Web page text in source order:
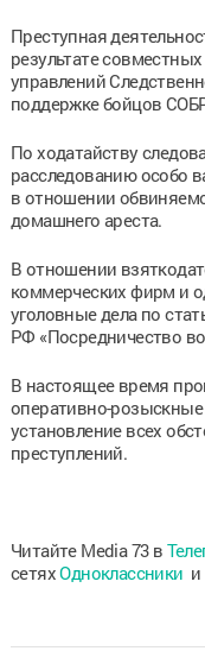
Преступная
результате
управлений
поддержке бойцов
По ходатайству
расследованию особо
в отношении
домашнего ареста.
В отношении
коммерческих фирм и
уголовные дела по
РФ «Посредничество
В настоящее время
оперативно-
установление всех
преступлений.
Читайте Media 73 в
сетяхОдноклассники и